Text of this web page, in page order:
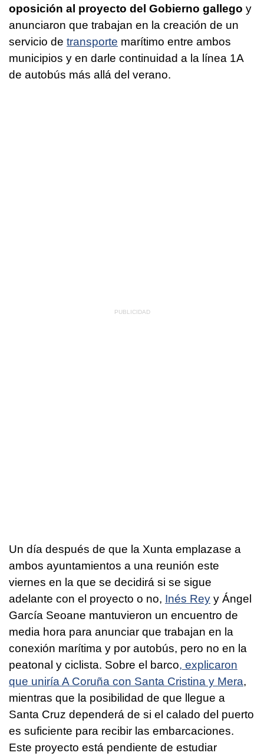
oposición al proyecto del Gobierno gallego y
anunciaron que trabajan en la creación de un
servicio de transporte marítimo entre ambos
municipios y en darle continuidad a la línea 1A
de autobús más allá del verano.
Un día después de que la Xunta emplazase a
ambos ayuntamientos a una reunión este
viernes en la que se decidirá si se sigue
adelante con el proyecto o no, Inés Rey y Ángel
García Seoane mantuvieron un encuentro de
media hora para anunciar que trabajan en la
conexión marítima y por autobús, pero no en la
peatonal y ciclista. Sobre el barco, explicaron
que uniría A Coruña con Santa Cristina y Mera,
mientras que la posibilidad de que llegue a
Santa Cruz dependerá de si el calado del puerto
es suficiente para recibir las embarcaciones.
Este proyecto está pendiente de estudiar